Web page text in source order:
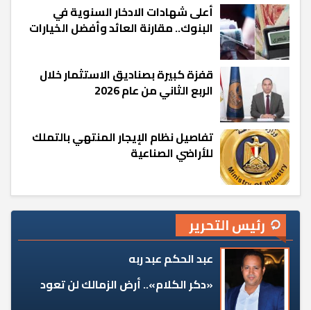
أعلى شهادات الادخار السنوية في
البنوك.. مقارنة العائد وأفضل الخيارات
قفزة كبيرة بصناديق الاستثمار خلال
الربع الثاني من عام 2026
تفاصيل نظام الإيجار المنتهي بالتملك
للأراضي الصناعية
رئيس التحرير
عبد الحكم عبد ربه
«دكر الكلام».. أرض الزمالك لن تعود